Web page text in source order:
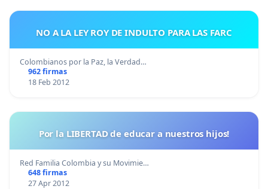
NO A LA LEY ROY DE INDULTO PARA LAS FARC
Colombianos por la Paz, la Verdad…
962 firmas
18 Feb 2012
Por la LIBERTAD de educar a nuestros hijos!
Red Familia Colombia y su Movimie…
648 firmas
27 Apr 2012